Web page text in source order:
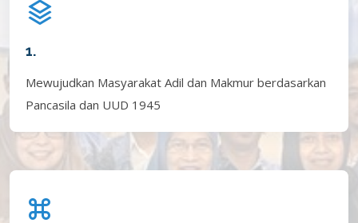
1.
Mewujudkan Masyarakat Adil dan Makmur berdasarkan
Pancasila dan UUD 1945